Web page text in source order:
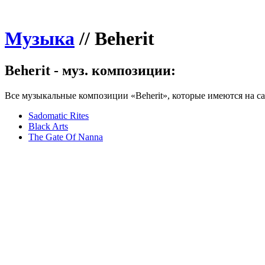
Музыка// Beherit
Beherit - муз. композиции:
Все музыкальные композиции «Beherit», которые имеются на
Sadomatic Rites
Black Arts
The Gate Of Nanna